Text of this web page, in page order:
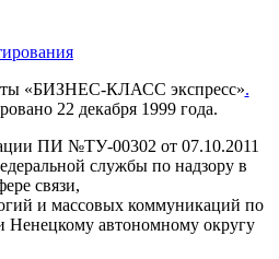
«БИЗНЕС-КЛАСС экспресс».
22 декабря 1999 года.
ПИ №ТУ-00302 от 07.10.2011
службы по надзору в
связи,
и массовых коммуникаций по
Ненецкому автономному округу